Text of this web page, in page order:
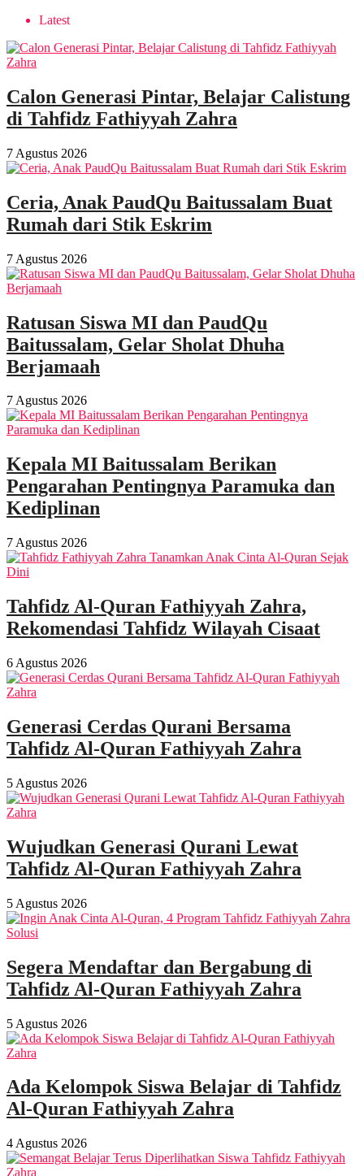
Latest
Calon Generasi Pintar, Belajar Calistung
di Tahfidz Fathiyyah Zahra
7 Agustus 2026
Ceria, Anak PaudQu Baitussalam Buat
Rumah dari Stik Eskrim
7 Agustus 2026
Ratusan Siswa MI dan PaudQu
Baitussalam, Gelar Sholat Dhuha
Berjamaah
7 Agustus 2026
Kepala MI Baitussalam Berikan
Pengarahan Pentingnya Paramuka dan
Kediplinan
7 Agustus 2026
Tahfidz Al-Quran Fathiyyah Zahra,
Rekomendasi Tahfidz Wilayah Cisaat
6 Agustus 2026
Generasi Cerdas Qurani Bersama
Tahfidz Al-Quran Fathiyyah Zahra
5 Agustus 2026
Wujudkan Generasi Qurani Lewat
Tahfidz Al-Quran Fathiyyah Zahra
5 Agustus 2026
Segera Mendaftar dan Bergabung di
Tahfidz Al-Quran Fathiyyah Zahra
5 Agustus 2026
Ada Kelompok Siswa Belajar di Tahfidz
Al-Quran Fathiyyah Zahra
4 Agustus 2026